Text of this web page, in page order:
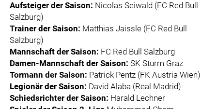
Aufsteiger der Saison: Nicolas Seiwald (FC Red Bull
Salzburg)
Trainer der Saison: Matthias Jaissle (FC Red Bull
Salzburg)
Mannschaft der Saison: FC Red Bull Salzburg
Damen-Mannschaft der Saison: SK Sturm Graz
Tormann der Saison: Patrick Pentz (FK Austria Wien)
Legionär der Saison: David Alaba (Real Madrid)
Schiedsrichter der Saison: Harald Lechner